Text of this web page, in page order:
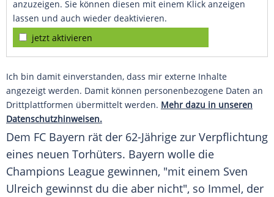
anzuzeigen. Sie können diesen mit einem Klick anzeigen
lassen und auch wieder deaktivieren.
jetzt aktivieren
Ich bin damit einverstanden, dass mir externe Inhalte
angezeigt werden. Damit können personenbezogene Daten an
Drittplattformen übermittelt werden. Mehr dazu in unseren
Datenschutzhinweisen.
Dem FC Bayern rät der 62-Jährige zur Verpflichtung
eines neuen Torhüters. Bayern wolle die
Champions League gewinnen, "mit einem Sven
Ulreich gewinnst du die aber nicht", so Immel, der